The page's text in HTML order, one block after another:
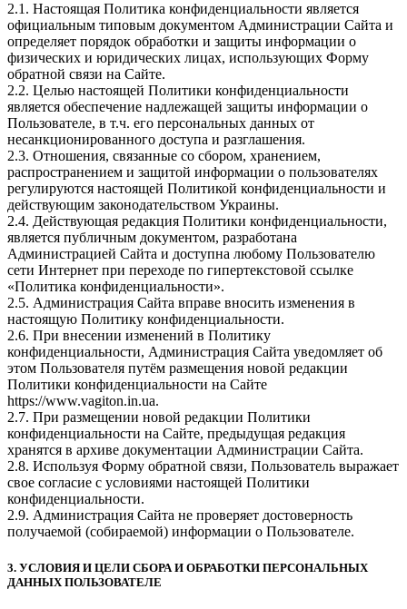
2.1. Настоящая Политика конфиденциальности является
официальным типовым документом Администрации Сайта и
определяет порядок обработки и защиты информации о
физических и юридических лицах, использующих Форму
обратной связи на Сайте.
2.2. Целью настоящей Политики конфиденциальности
является обеспечение надлежащей защиты информации о
Пользователе, в т.ч. его персональных данных от
несанкционированного доступа и разглашения.
2.3. Отношения, связанные со сбором, хранением,
распространением и защитой информации о пользователях
регулируются настоящей Политикой конфиденциальности и
действующим законодательством Украины.
2.4. Действующая редакция Политики конфиденциальности,
является публичным документом, разработана
Администрацией Сайта и доступна любому Пользователю
сети Интернет при переходе по гипертекстовой ссылке
«Политика конфиденциальности».
2.5. Администрация Сайта вправе вносить изменения в
настоящую Политику конфиденциальности.
2.6. При внесении изменений в Политику
конфиденциальности, Администрация Сайта уведомляет об
этом Пользователя путём размещения новой редакции
Политики конфиденциальности на Сайте
https://www.vagiton.in.ua.
2.7. При размещении новой редакции Политики
конфиденциальности на Сайте, предыдущая редакция
хранятся в архиве документации Администрации Сайта.
2.8. Используя Форму обратной связи, Пользователь выражает
свое согласие с условиями настоящей Политики
конфиденциальности.
2.9. Администрация Сайта не проверяет достоверность
получаемой (собираемой) информации о Пользователе.
3. УСЛОВИЯ И ЦЕЛИ СБОРА И ОБРАБОТКИ ПЕРСОНАЛЬНЫХ
ДАННЫХ ПОЛЬЗОВАТЕЛЕ